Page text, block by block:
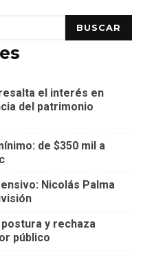
BUSCAR
el interés en
del patrimonio
de $350 mil a
Nicolás Palma
y rechaza
público